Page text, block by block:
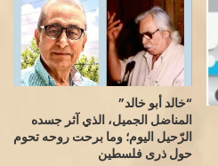
“خالد أبو خالد”
المناضل الجميل، الذي آثر جسده
الرّحيل اليوم؛ وما برحت روحه تحوم
حول ذرى فلسطين